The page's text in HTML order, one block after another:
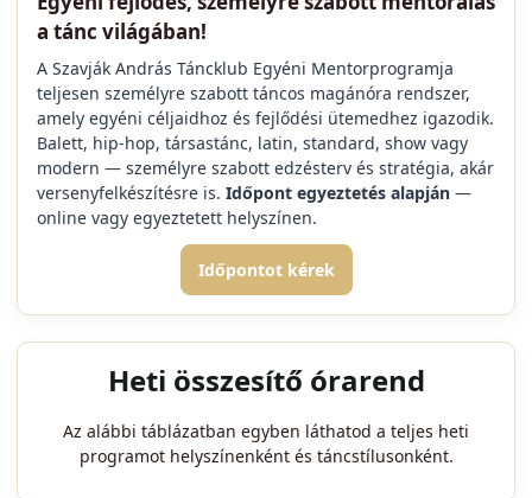
a tánc világában!
A Szavják András Táncklub Egyéni Mentorprogramja
teljesen személyre szabott táncos magánóra rendszer,
amely egyéni céljaidhoz és fejlődési ütemedhez igazodik.
Balett, hip-hop, társastánc, latin, standard, show vagy
modern — személyre szabott edzésterv és stratégia, akár
versenyfelkészítésre is. Időpont egyeztetés alapján —
online vagy egyeztetett helyszínen.
Időpontot kérek
Heti összesítő órarend
Az alábbi táblázatban egyben láthatod a teljes heti
programot helyszínenként és táncstílusonként.